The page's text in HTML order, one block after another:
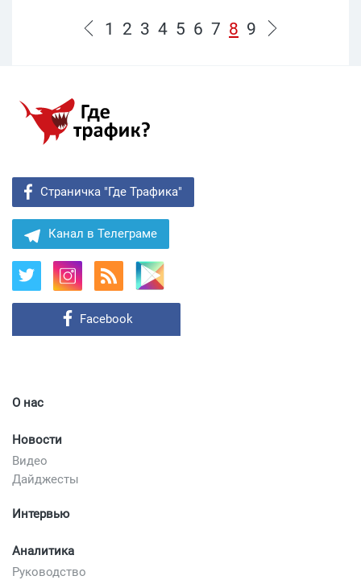
1 2 3 4 5 6 7 8 9
Страничка "Где Трафика"
Канал в Телеграме
О нас
Новости
Видео
Дайджесты
Интервью
Аналитика
Руководство
Facebook